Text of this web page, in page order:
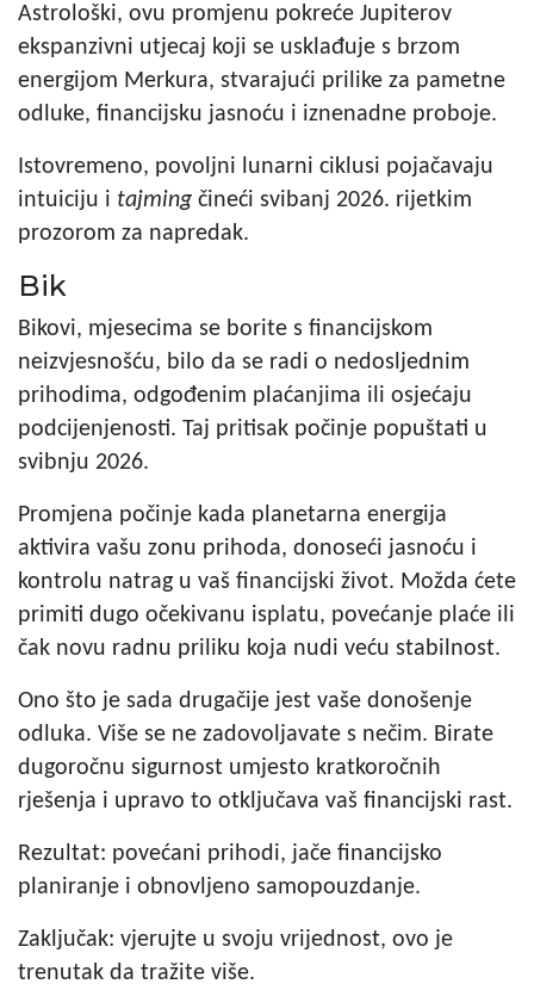
Astrološki, ovu promjenu pokreće Jupiterov
ekspanzivni utjecaj koji se usklađuje s brzom
energijom Merkura, stvarajući prilike za pametne
odluke, financijsku jasnoću i iznenadne proboje.
Istovremeno, povoljni lunarni ciklusi pojačavaju
intuiciju i tajming čineći svibanj 2026. rijetkim
prozorom za napredak.
Bik
Bikovi, mjesecima se borite s financijskom
neizvjesnošću, bilo da se radi o nedosljednim
prihodima, odgođenim plaćanjima ili osjećaju
podcijenjenosti. Taj pritisak počinje popuštati u
svibnju 2026.
Promjena počinje kada planetarna energija
aktivira vašu zonu prihoda, donoseći jasnoću i
kontrolu natrag u vaš financijski život. Možda ćete
primiti dugo očekivanu isplatu, povećanje plaće ili
čak novu radnu priliku koja nudi veću stabilnost.
Ono što je sada drugačije jest vaše donošenje
odluka. Više se ne zadovoljavate s nečim. Birate
dugoročnu sigurnost umjesto kratkoročnih
rješenja i upravo to otključava vaš financijski rast.
Rezultat: povećani prihodi, jače financijsko
planiranje i obnovljeno samopouzdanje.
Zaključak: vjerujte u svoju vrijednost, ovo je
trenutak da tražite više.